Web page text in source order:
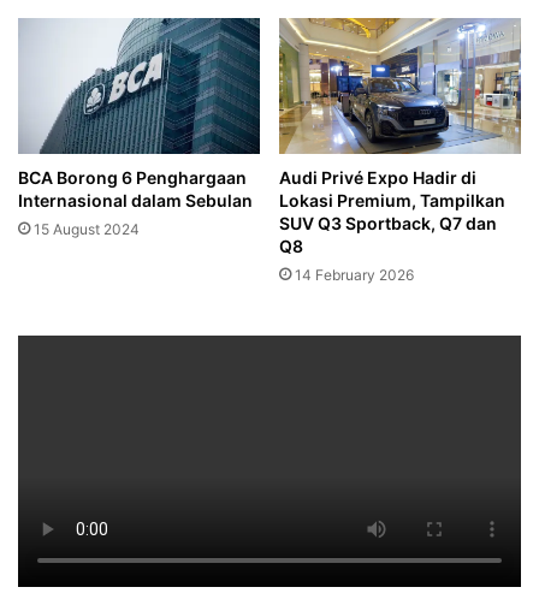
BCA Borong 6 Penghargaan
Internasional dalam Sebulan
15 August 2024
Audi Privé Expo Hadir di
Lokasi Premium, Tampilkan
SUV Q3 Sportback, Q7 dan
Q8
14 February 2026